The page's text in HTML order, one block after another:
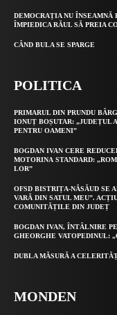
DEMOCRAȚIA NU ÎNSEAMNĂ
ÎMPIEDICA RĂUL SĂ PREIA
CÂND BULA SE SPARGE
POLITICA
PRIMARUL DIN PRUNDU
IONUȚ BOȘUTAR: „JUDEȚUL
PENTRU OAMENI”
BOGDAN IVAN CERE
MOTORINA STANDARD:
LOR”
OFSD BISTRIȚA-NĂSĂUD SE
VARĂ DIN SATUL MEU”.
COMUNITĂȚILE DIN JUDEȚ
BOGDAN IVAN, ÎNTÂLNIRE
GHEORGHE VATOPEDINUL:
DUBLA MĂSURĂ A
MONDEN